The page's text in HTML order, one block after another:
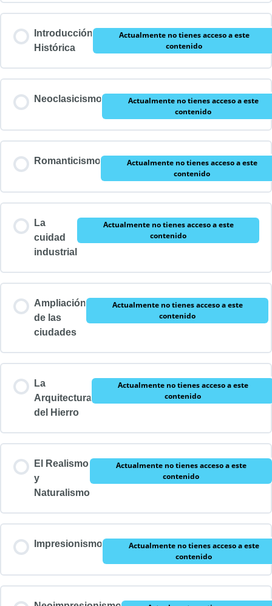
Introducción
Histórica
Actualmente no tienes acceso a este
contenido
Neoclasicismo
Actualmente no tienes acceso a este
contenido
Romanticismo
Actualmente no tienes acceso a este
contenido
La
cuidad
industrial
Actualmente no tienes acceso a este
contenido
Ampliación
de las
ciudades
Actualmente no tienes acceso a este
contenido
La
Arquitectura
del Hierro
Actualmente no tienes acceso a este
contenido
El Realismo
y
Naturalismo
Actualmente no tienes acceso a este
contenido
Impresionismo
Actualmente no tienes acceso a este
contenido